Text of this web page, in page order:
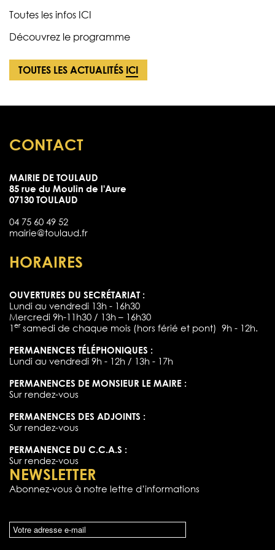
Toutes les infos ICI
Découvrez le programme
TOUTES LES ACTUALITÉS ICI
CONTACT
MAIRIE DE TOULAUD
85 rue du Moulin de l'Aure
07130 TOULAUD
04 75 60 49 52
mairie@toulaud.fr
HORAIRES
OUVERTURES DU SECRÉTARIAT :
Lundi au vendredi 13h - 16h30
Mercredi 9h-11h30 / 13h – 16h30
1 ersamedi de chaque mois (hors férié et pont) 9h - 12h.
PERMANENCES TÉLÉPHONIQUES :
Lundi au vendredi 9h - 12h / 13h - 17h
PERMANENCES DE MONSIEUR LE MAIRE :
Sur rendez-vous
PERMANENCES DES ADJOINTS :
Sur rendez-vous
PERMANENCE DU C.C.A.S :
Sur rendez-vous
NEWSLETTER
Abonnez-vous à notre lettre d’informations